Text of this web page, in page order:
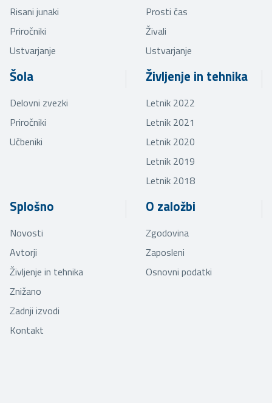
Risani junaki
Priročniki
Ustvarjanje
Prosti čas
Živali
Ustvarjanje
Šola
Delovni zvezki
Priročniki
Učbeniki
Življenje in tehnika
Letnik 2022
Letnik 2021
Letnik 2020
Letnik 2019
Letnik 2018
Splošno
Novosti
Avtorji
Življenje in tehnika
Znižano
Zadnji izvodi
Kontakt
O založbi
Zgodovina
Zaposleni
Osnovni podatki